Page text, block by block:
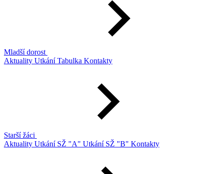
Mladší dorost
Aktuality UtkáníTabulka Kontakty
Starší žáci
Aktuality Utkání SŽ "A" Utkání SŽ "B" Kontakty